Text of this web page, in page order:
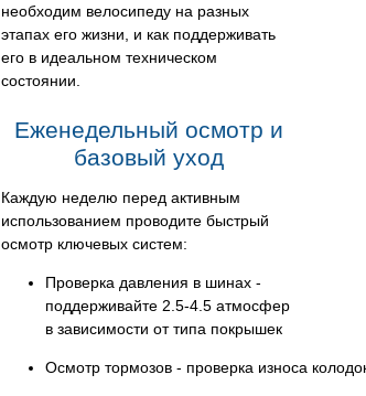
необходим велосипеду на разных
этапах его жизни, и как поддерживать
его в идеальном техническом
состоянии.
Еженедельный осмотр и
базовый уход
Каждую неделю перед активным
использованием проводите быстрый
осмотр ключевых систем:
Проверка давления в шинах -
поддерживайте 2.5-4.5 атмосфер
в зависимости от типа покрышек
Осмотр тормозов - проверка износа